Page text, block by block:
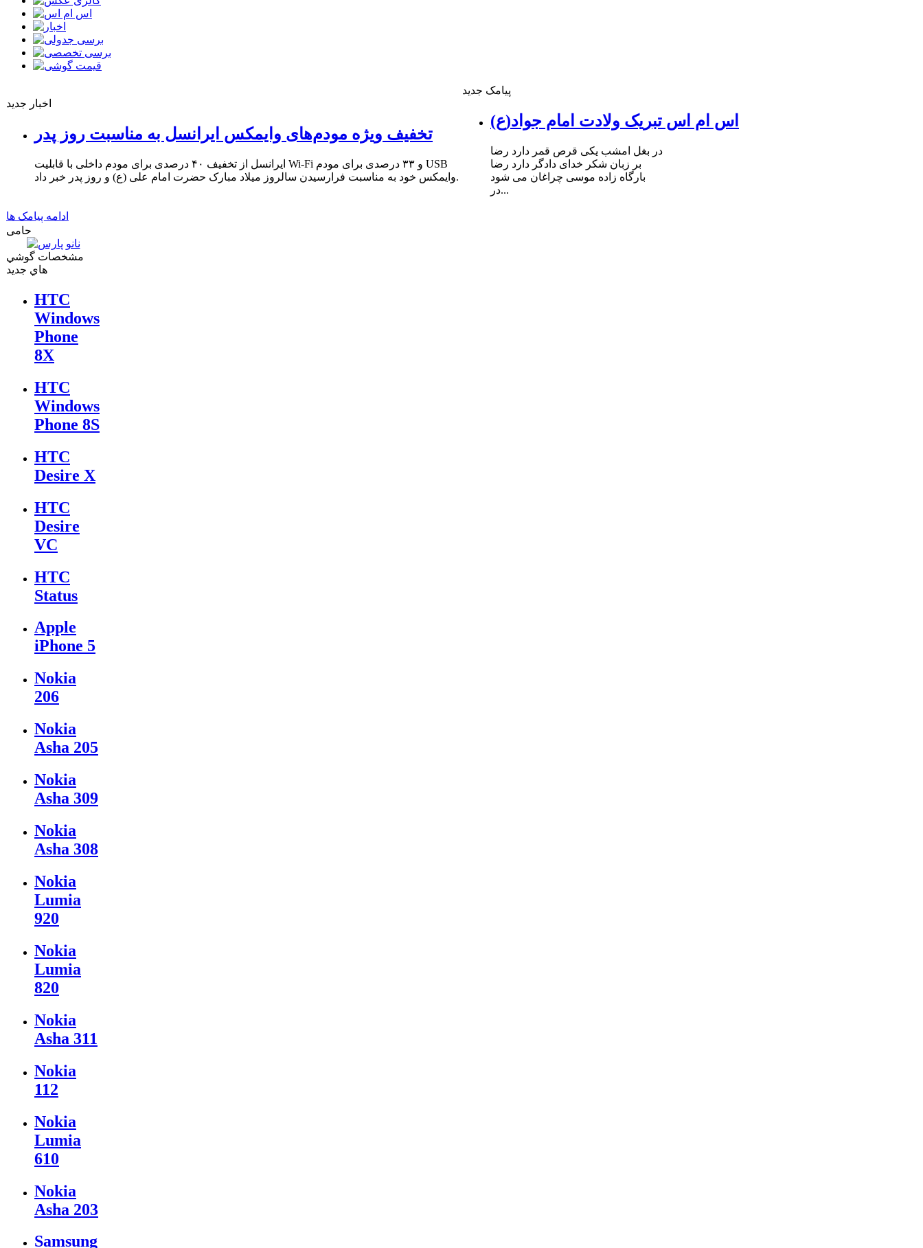
اخبار جدید
تخفیف ویژه مودم‌های وایمکس ایرانسل به مناسبت روز پدر
ایرانسل از تخفیف ۴۰ درصدی برای مودم داخلی با قابلیت Wi-Fi و ۳۳ درصدی برای مودم USB
وایمکس خود به مناسبت فرارسیدن سالروز میلاد مبارک حضرت امام علی (ع) و روز پدر خبر داد.
پیامک جدید
اس ام اس تبریک ولادت امام جواد(ع)
در بغل امشب یکى قرص قمر دارد رضا
بر زبان شکر خداى دادگر دارد رضا
بارگاه زاده موسى چراغان مى شود
در...
ادامه پیامک ها
حامی
مشخصات گوشي
هاي جديد
HTC
Windows
Phone
8X
HTC
Windows
Phone 8S
HTC
Desire X
HTC
Desire
VC
HTC
Status
Apple
iPhone 5
Nokia
206
Nokia
Asha 205
Nokia
Asha 309
Nokia
Asha 308
Nokia
Lumia
920
Nokia
Lumia
820
Nokia
Asha 311
Nokia
112
Nokia
Lumia
610
Nokia
Asha 203
Samsung